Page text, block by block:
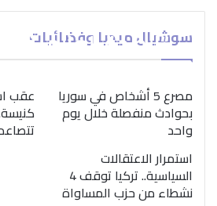
سوشيال ميديا وفضائيات
بمناسبة اليوم
“الصحة العالمية”
ضرورة اتباع نهج
لمواجهة إدمان
مصرع 5 أشخاص في سوريا
بحوادث منفصلة خلال يوم
واحد
عقب
استمرار الاعتقالات
السياسية.. تركيا توقف 4
نشطاء من حزب المساواة